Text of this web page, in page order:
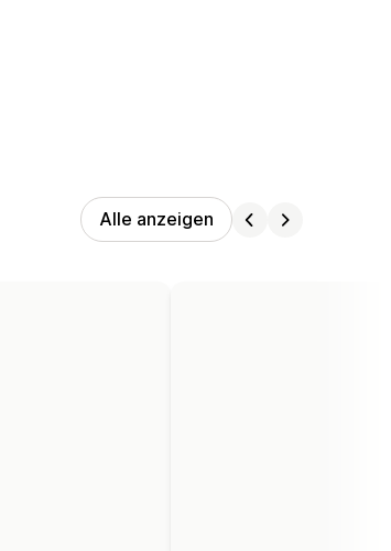
Alle anzeigen